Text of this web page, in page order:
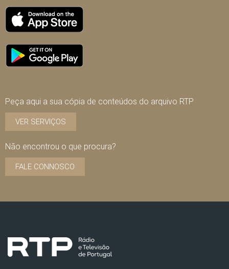
Peça aqui a sua cópia de conteúdos do arquivo RTP
VER SERVIÇOS
Não encontrou o que procura?
FALE CONNOSCO